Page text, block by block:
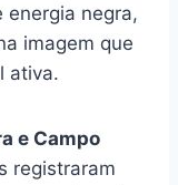
energia negra,
imagem que
ativa.
e Campo
registraram